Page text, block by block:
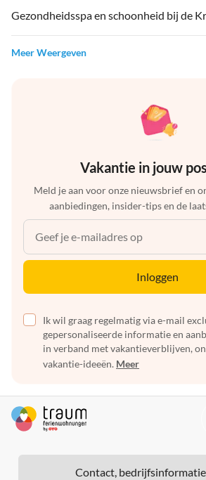
Gezondheidsspa en schoonheid bij de
Meer Weergeven
Vakantie in jouw
Meld je aan voor onze nieuwsbrief en
aanbiedingen, insider-tips en de
Inloggen
Ik wil graag regelmatig via e-mail
gepersonaliseerde informatie en
in verband met vakantieverblijven,
vakantie-ideeën. Meer
Contact,